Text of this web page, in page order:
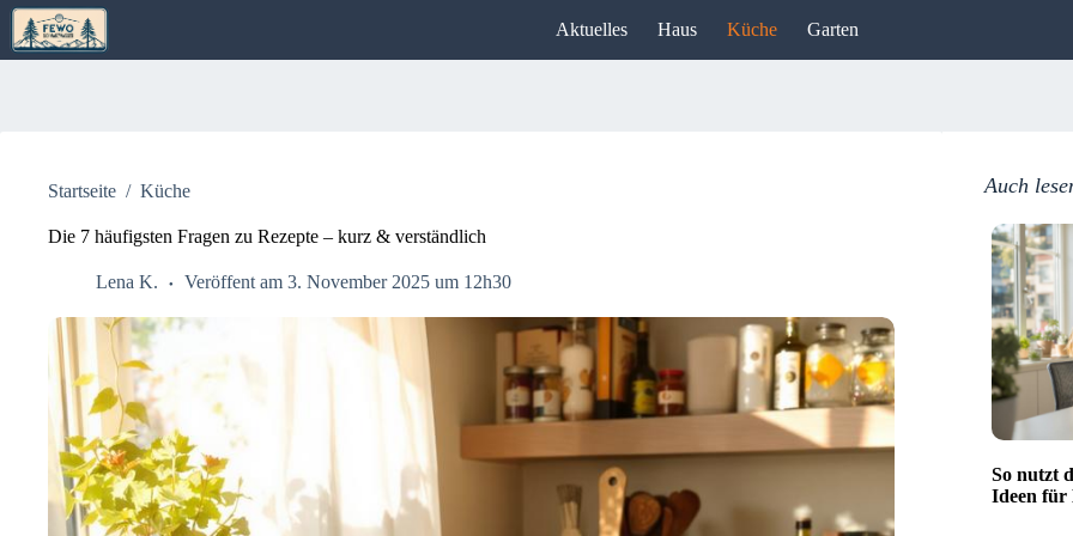
Zum
Inhalt
springen
Aktuelles Haus Küche Garten
Startseite / Küche
Die 7 häufigsten Fragen zu Rezepte – kurz & verständlich
Lena K. Veröffent am 3. November 2025 um 12h30
Auch
So nutzt
Ideen für